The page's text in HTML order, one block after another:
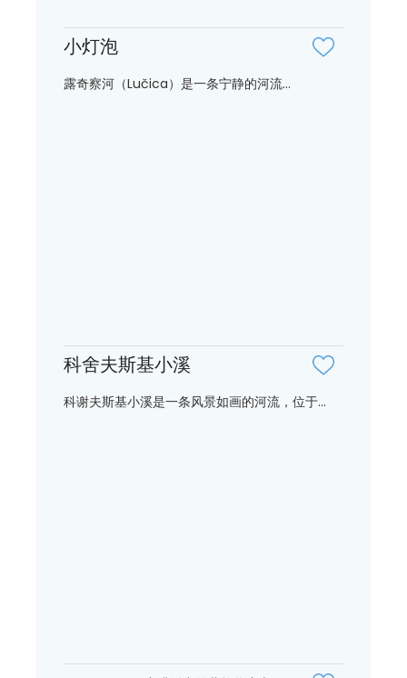
小灯泡
露奇察河（Lučica）是一条宁静的河流...
科舍夫斯基小溪
科谢夫斯基小溪是一条风景如画的河流，位于...